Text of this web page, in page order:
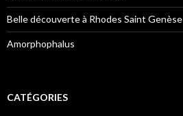
Belle découverte à Rhodes Saint Genèse
Amorphophalus
CATÉGORIES